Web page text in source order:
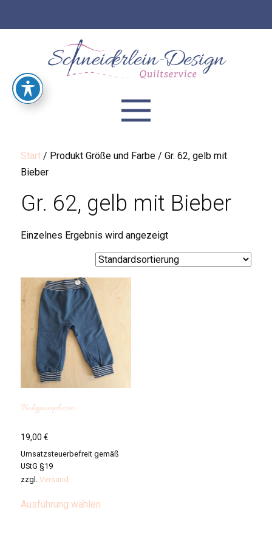
Start / Produkt Größe und Farbe / Gr. 62, gelb mit
Bieber
Gr. 62, gelb mit Bieber
Einzelnes Ergebnis wird angezeigt
Babypumphosen
19,00€
Umsatzsteuerbefreit gemäß
UStG §19
zzgl.Versand
Ausführung wählen